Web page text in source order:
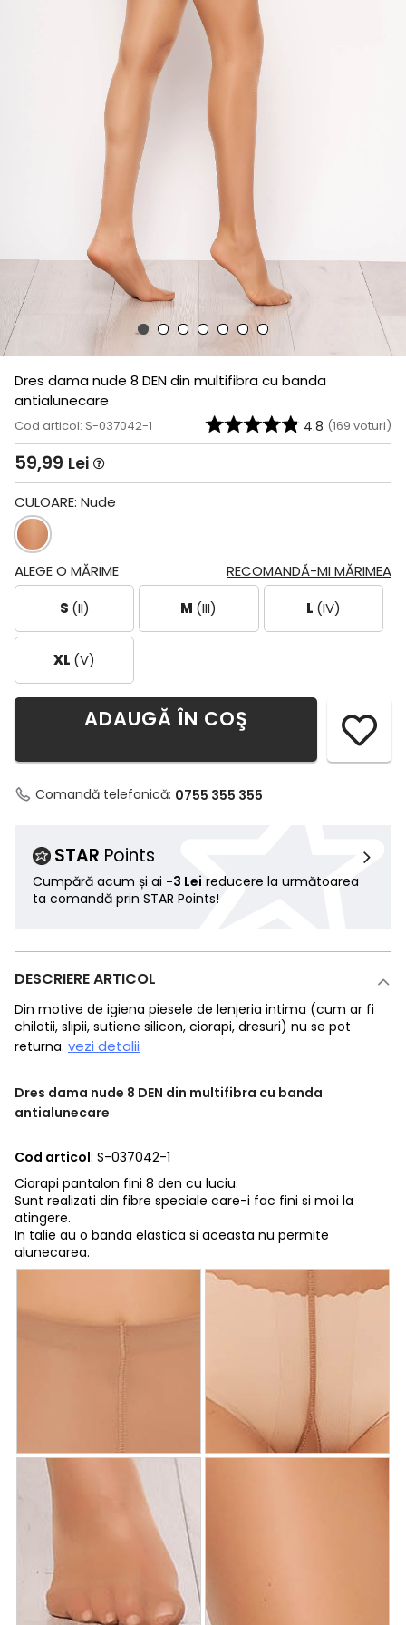
Dres dama nude 8 DEN din multifibra cu banda
antialunecare
Cod articol: S-037042-1 4.8 (169 voturi)
59,99 Lei
CULOARE: Nude
RECOMANDĂ-MI MĂRIMEA
ALEGE O MĂRIME
S (II) M (III) L (IV)
XL (V)
ADAUGĂ ÎN COŞ
Comandă telefonică: 0755 355 355
STAR Points
Cumpără acum și ai -3 Lei reducere la următoarea
ta comandă prin STAR Points!
DESCRIERE ARTICOL
Din motive de igiena piesele de lenjeria intima (cum ar fi
chilotii, slipii, sutiene silicon, ciorapi, dresuri) nu se pot
returna. vezi detalii
Dres dama nude 8 DEN din multifibra cu banda
antialunecare
Cod articol: S-037042-1
Ciorapi pantalon fini 8 den cu luciu.
Sunt realizati din fibre speciale care-i fac fini si moi la
atingere.
In talie au o banda elastica si aceasta nu permite
alunecarea.